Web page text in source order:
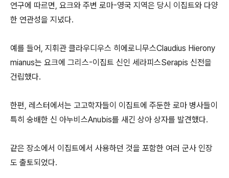
연구에 따르면, 요크와 주변 로마-영국 지역은 당시 이집트와 다양
한 연관성을 지녔다.
예를 들어, 지휘관 클라우디우스 히에로니무스Claudius Hierony
mianus는 요크에 그리스-이집트 신인 세라피스Serapis 신전을
건립했다.
한편, 레스터에서는 고고학자들이 이집트에 주둔한 로마 병사들이
특히 숭배한 신 아누비스Anubis를 새긴 상아 상자를 발견했다.
같은 장소에서 이집트에서 사용하던 것을 포함한 여러 군사 인장
도 출토되었다.